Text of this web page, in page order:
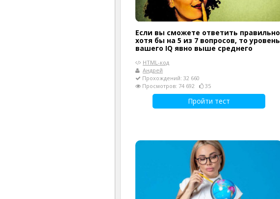
Если вы сможете ответить правильно
хотя бы на 5 из 7 вопросов, то уровень
вашего IQ явно выше среднего
HTML-код
Андрей
Прохождений: 32 660
Просмотров: 74 692
35
Пройти тест